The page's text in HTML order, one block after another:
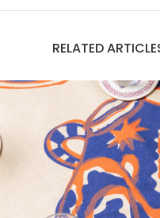
RELATED